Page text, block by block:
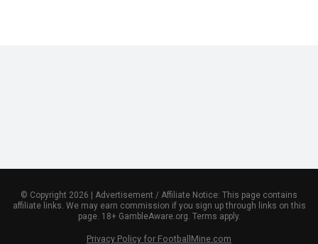
© Copyright 2026 | Advertisement / Affiliate Notice: This page contains
affiliate links. We may earn commission if you sign up through links on this
page. 18+ GambleAware.org. Terms apply.
Privacy Policy for FootballMine.com